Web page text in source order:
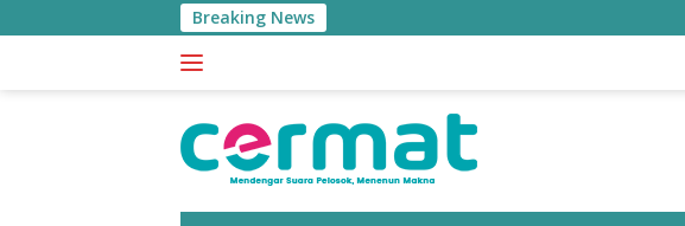
ke
Breaking News Sherly